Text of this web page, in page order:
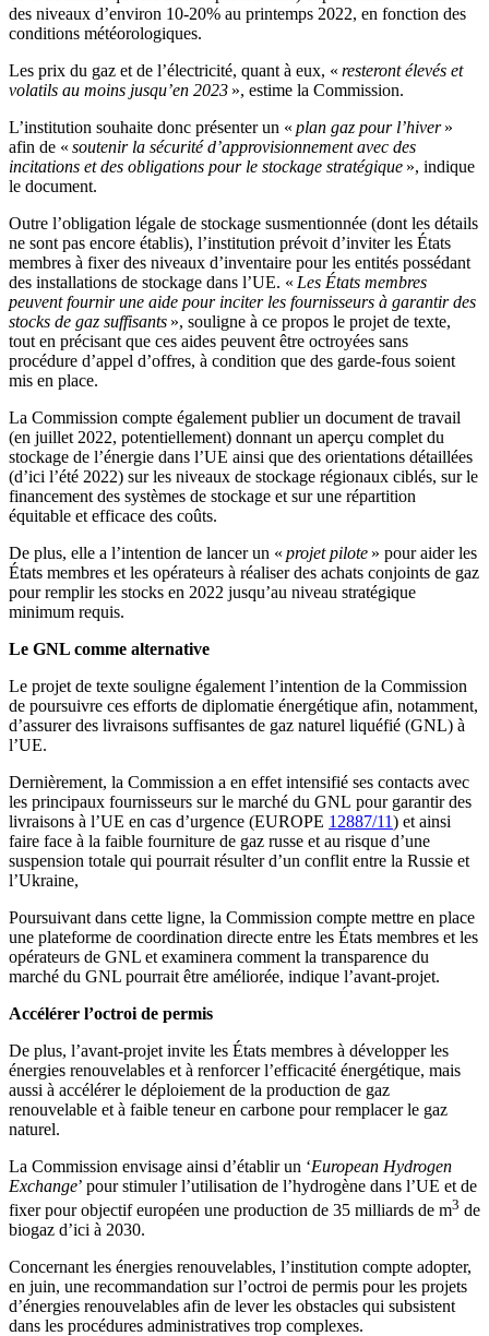
des niveaux d’environ 10-20% au printemps 2022, en fonction des
conditions météorologiques.
Les prix du gaz et de l’électricité, quant à eux, « resteront élevés et
volatils au moins jusqu’en 2023 », estime la Commission.
L’institution souhaite donc présenter un « plan gaz pour l’hiver»
afin de « soutenir la sécurité d’approvisionnement avec des
incitations et des obligations pour le stockage stratégique », indique
le document.
Outre l’obligation légale de stockage susmentionnée (dont les détails
ne sont pas encore établis), l’institution prévoit d’inviter les États
membres à fixer des niveaux d’inventaire pour les entités possédant
des installations de stockage dans l’UE. « Les États membres
peuvent fournir une aide pour inciter les fournisseurs à garantir des
stocks de gaz suffisants », souligne à ce propos le projet de texte,
tout en précisant que ces aides peuvent être octroyées sans
procédure d’appel d’offres, à condition que des garde-fous soient
mis en place.
La Commission compte également publier un document de travail
(en juillet 2022, potentiellement) donnant un aperçu complet du
stockage de l’énergie dans l’UE ainsi que des orientations détaillées
(d’ici l’été 2022) sur les niveaux de stockage régionaux ciblés, sur le
financement des systèmes de stockage et sur une répartition
équitable et efficace des coûts.
De plus, elle a l’intention de lancer un « projet pilote » pour aider les
États membres et les opérateurs à réaliser des achats conjoints de gaz
pour remplir les stocks en 2022 jusqu’au niveau stratégique
minimum requis.
Le GNL comme alternative
Le projet de texte souligne également l’intention de la Commission
de poursuivre ces efforts de diplomatie énergétique afin, notamment,
d’assurer des livraisons suffisantes de gaz naturel liquéfié (GNL) à
l’UE.
Dernièrement, la Commission a en effet intensifié ses contacts avec
les principaux fournisseurs sur le marché du GNL pour garantir des
livraisons à l’UE en cas d’urgence (EUROPE 12887/11) et ainsi
faire face à la faible fourniture de gaz russe et au risque d’une
suspension totale qui pourrait résulter d’un conflit entre la Russie et
l’Ukraine,
Poursuivant dans cette ligne, la Commission compte mettre en place
une plateforme de coordination directe entre les États membres et les
opérateurs de GNL et examinera comment la transparence du
marché du GNL pourrait être améliorée, indique l’avant-projet.
Accélérer l’octroi de permis
De plus, l’avant-projet invite les États membres à développer les
énergies renouvelables et à renforcer l’efficacité énergétique, mais
aussi à accélérer le déploiement de la production de gaz
renouvelable et à faible teneur en carbone pour remplacer le gaz
naturel.
La Commission envisage ainsi d’établir un ‘European Hydrogen
Exchange’ pour stimuler l’utilisation de l’hydrogène dans l’UE et de
fixer pour objectif européen une production de 35 milliards de m3 de
biogaz d’ici à 2030.
Concernant les énergies renouvelables, l’institution compte adopter,
en juin, une recommandation sur l’octroi de permis pour les projets
d’énergies renouvelables afin de lever les obstacles qui subsistent
dans les procédures administratives trop complexes.